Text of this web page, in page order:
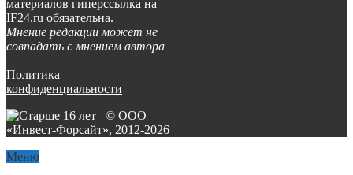
материалов гиперссылка на
IF24.ru обязательна.
Мнение редакции может не
совпадать с мнением автора
Политика
конфиденциальности
© ООО
«Инвест-Форсайт», 2012-2026
Меню